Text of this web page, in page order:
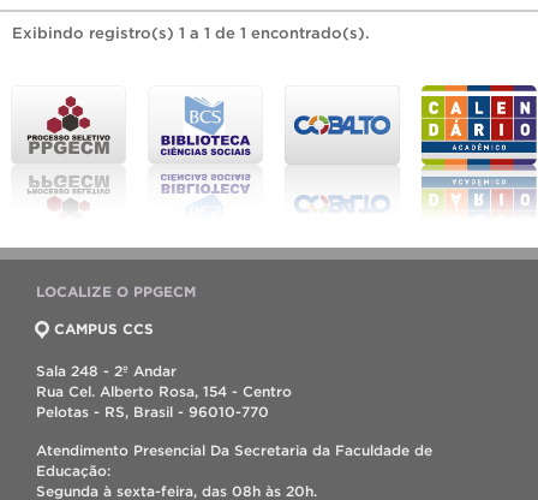
Exibindo registro(s) 1 a 1 de 1 encontrado(s).
LOCALIZE O PPGECM
CAMPUS CCS
Sala 248 - 2º Andar
Rua Cel. Alberto Rosa, 154 - Centro
Pelotas - RS, Brasil - 96010-770
Atendimento Presencial Da Secretaria da Faculdade de
Educação:
Segunda à sexta-feira, das 08h às 20h.